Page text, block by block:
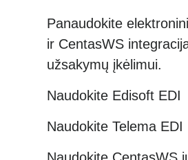
Panaudokite
ir CentasWS
užsakymų įkėlimui.
Naudokite Edisoft EDI
Naudokite Telema EDI
Naudokite CentasWS